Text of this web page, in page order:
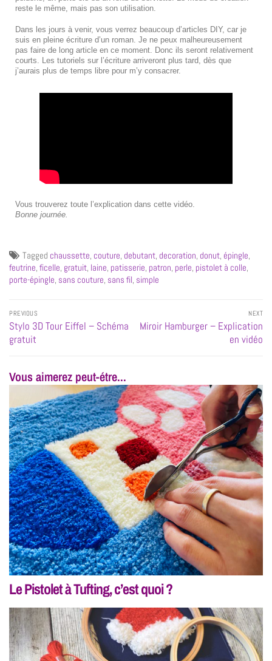
reste le même, mais pas son utilisation.
Dans les jours à venir, vous verrez beaucoup d’articles DIY, car je
suis en pleine écriture d’un roman. Je ne peux malheureusement
pas faire de long article en ce moment. Donc ils seront relativement
courts. Les tutoriels sur l’écriture arriveront plus tard, dès que
j’aurais plus de temps libre pour m’y consacrer.
Vous trouverez toute l’explication dans cette vidéo.
Bonne journée.
Tagged chaussette, couture, debutant, decoration, donut, épingle,
feutrine, ficelle, gratuit, laine, patisserie, patron, perle, pistolet à colle,
porte-épingle, sans couture, sans fil, simple
PREVIOUS
Stylo 3D Tour Eiffel – Schéma
gratuit
NEXT
Miroir Hamburger – Explication
en vidéo
Vous aimerez peut-étre...
Le Pistolet à Tufting, c’est quoi ?